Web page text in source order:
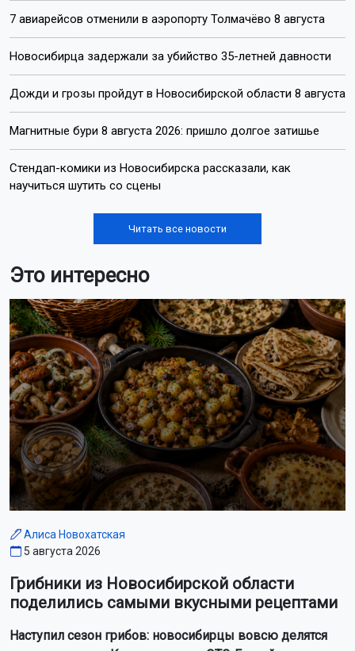
7 авиарейсов отменили в аэропорту Толмачёво 8 августа
Новосибирца задержали за убийство 35-летней давности
Дожди и грозы пройдут в Новосибирской области 8 августа
Магнитные бури 8 августа 2026: пришло долгое затишье
Стендап-комики из Новосибирска рассказали, как
научиться шутить со сцены
Читать все новости
Это интересно
Алиса Новохатская
5 августа 2026
Грибники из Новосибирской области
поделились самыми вкусными рецептами
Наступил сезон грибов: новосибирцы вовсю делятся